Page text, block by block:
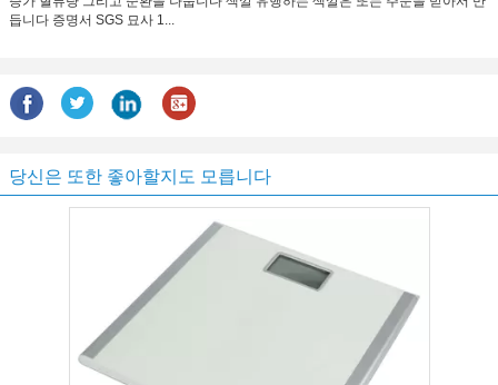
듭니다 증명서 SGS 묘사 1...
당신은 또한 좋아할지도 모릅니다